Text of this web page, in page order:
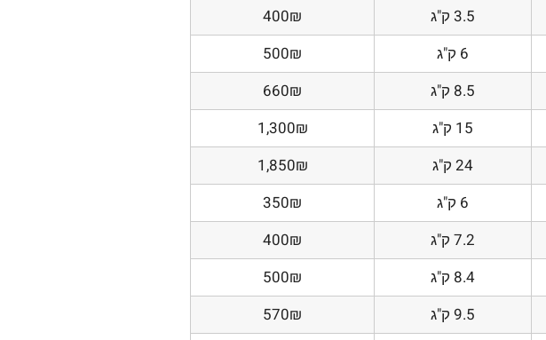
3.5 ק"ג
400₪
6 ק"ג
500₪
8.5 ק"ג
660₪
15 ק"ג
1,300₪
24 ק"ג
1,850₪
6 ק"ג
350₪
7.2 ק"ג
400₪
8.4 ק"ג
500₪
9.5 ק"ג 570₪